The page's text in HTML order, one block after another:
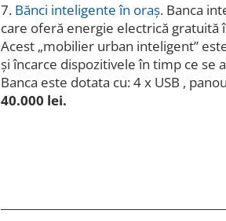
7. Bănci inteligente în oraș. Banca
care oferă energie electrică
Acest „mobilier urban inteligent”
și încarce dispozitivele în timp ce se
Banca este dotata cu: 4 x USB ,
40.000 lei.